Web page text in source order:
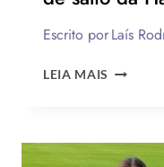
Escrito porLaís
LEIA MAIS
NOVO
CHINELO